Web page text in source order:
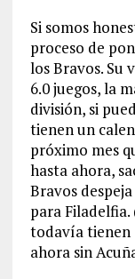
Si somos
proceso de
los Bravos. Su
6.0 juegos, la
división, si
tienen un
próximo mes
hasta ahora,
Bravos
para Filadelfia.
todavía tienen
ahora sin